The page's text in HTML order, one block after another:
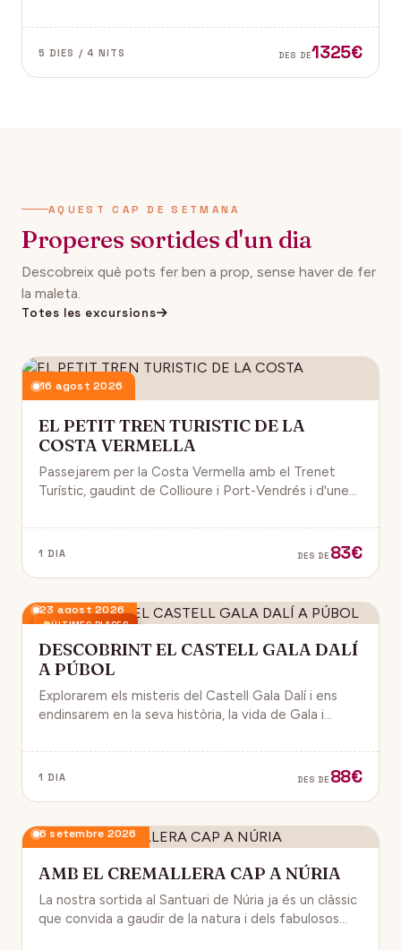
Cadis i Màlaga. Vens amb nosaltres?
5 DIES / 4 NITS DES DE1325€
AQUEST CAP DE SETMANA
Properes sortides d'un dia
Descobreix què pots fer ben a prop, sense haver de fer
la maleta.
Totes les excursions
16 agost 2026
EL PETIT TREN TURISTIC DE LA
COSTA VERMELLA
Passejarem per la Costa Vermella amb el Trenet
Turístic, gaudint de Collioure i Port-Vendrés i d'unes
1 DIA DES DE 83€
ÚLTIMES PLACES
23 agost 2026
DESCOBRINT EL CASTELL GALA DALÍ
A PÚBOL
Explorarem els misteris del Castell Gala Dalí i ens
endinsarem en la seva història, la vida de Gala i
1 DIA DES DE 88€
6 setembre 2026
AMB EL CREMALLERA CAP A NÚRIA
La nostra sortida al Santuari de Núria ja és un clàssic
que convida a gaudir de la natura i dels fabulosos